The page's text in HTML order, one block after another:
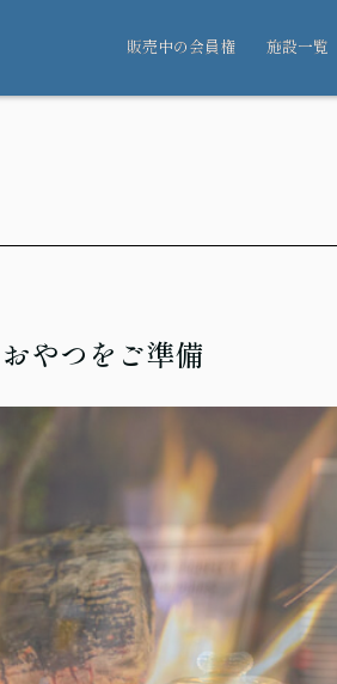
販売中の会員権 施設一覧
やつをご準備